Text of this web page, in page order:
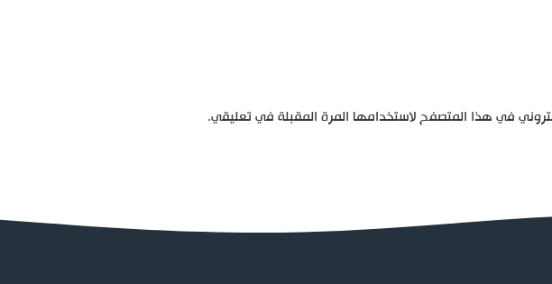
في هذا المتصفح لاستخدامها المرة المقبلة في تعليقي.